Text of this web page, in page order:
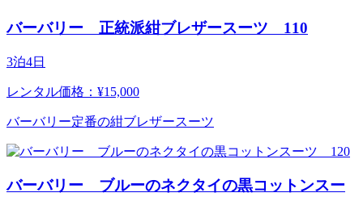
バーバリー 正統派紺ブレザースーツ 110
3泊4日
レンタル価格：¥15,000
バーバリー定番の紺ブレザースーツ
バーバリー ブルーのネクタイの黒コットンスー